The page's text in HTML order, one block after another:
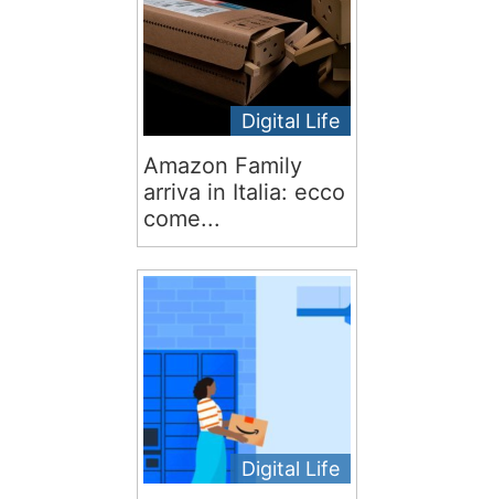
Digital Life
Amazon Family
arriva in Italia: ecco
come...
Digital Life